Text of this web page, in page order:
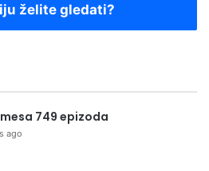
želite gledati?
749 epizoda
ago